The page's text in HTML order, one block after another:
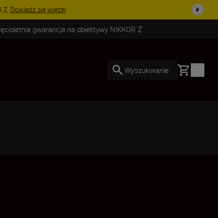
już dzisiaj! KUP TERAZ
gwarancja na obiektywy NIKKOR Z
Wyszukiwanie Basket